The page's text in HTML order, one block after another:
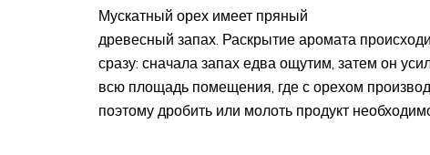
Мускатный орех имеет пряный
древесный запах. Раскрытие аромата
сразу: сначала запах едва ощутим, затем он
всю площадь помещения, где с орехом
поэтому дробить или молоть продукт